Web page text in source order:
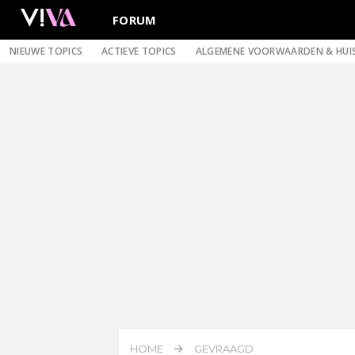
FORUM
NIEUWE TOPICS ACTIEVE TOPICS ALGEMENE VOORWAARDEN &
HOME GEVRAAGD